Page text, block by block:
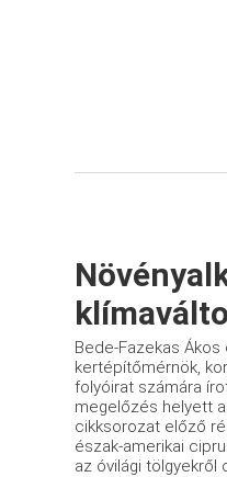
Bede-Fazekas
kertépítőmérnök,
folyóirat számára
megelőzés helyett
cikksorozat előző
észak-amerikai
az óvilági tölgyekről